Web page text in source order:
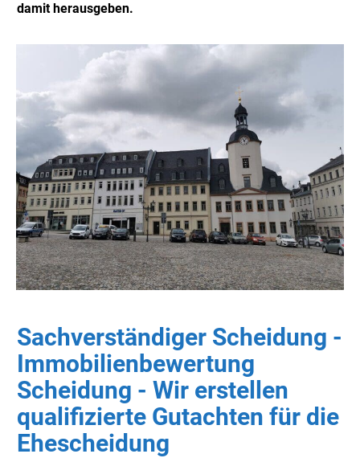
damit herausgeben.
Sachverständiger Scheidung -
Immobilienbewertung
Scheidung - Wir erstellen
qualifizierte Gutachten für die
Ehescheidung